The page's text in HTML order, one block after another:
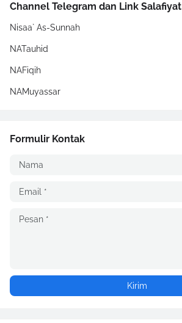
Channel Telegram dan Link Salafiyat
Nisaa` As-Sunnah
NATauhid
NAFiqih
NAMuyassar
Formulir Kontak